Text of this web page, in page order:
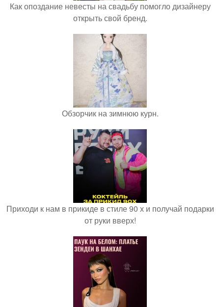
Как опоздание невесты на свадьбу помогло дизайнеру
открыть свой бренд.
Обзорчик на зимнюю курн.
Приходи к нам в прикиде в стиле 90 х и получай подарки
от руки вверх!